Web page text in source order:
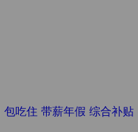
包吃住 带薪年假 综合补贴